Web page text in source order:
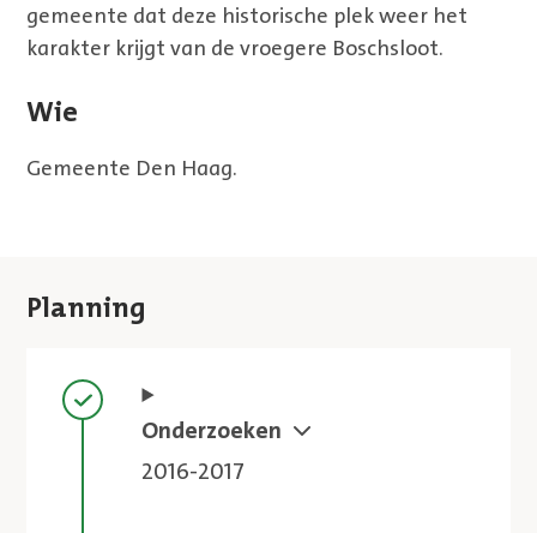
gemeente dat deze historische plek weer het
karakter krijgt van de vroegere Boschsloot.
Wie
Gemeente Den Haag.
Planning
Stap voltooid
Onderzoeken
2016-2017